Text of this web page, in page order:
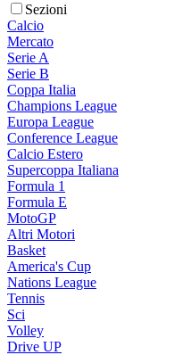
Sezioni
Calcio
Mercato
Serie A
Serie B
Coppa Italia
Champions League
Europa League
Conference League
Calcio Estero
Supercoppa Italiana
Formula 1
Formula E
MotoGP
Altri Motori
Basket
America's Cup
Nations League
Tennis
Sci
Volley
Drive UP